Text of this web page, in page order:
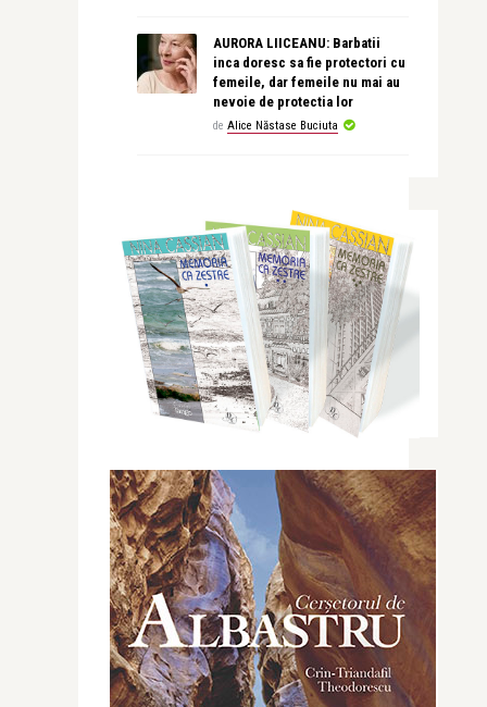
AURORA LIICEANU: Barbatii
inca doresc sa fie protectori cu
femeile, dar femeile nu mai au
nevoie de protectia lor
de Alice Năstase Buciuta